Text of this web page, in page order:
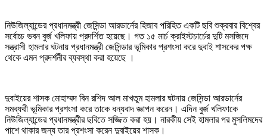
নিউজিল্যান্ডের প্রধানমন্ত্রী জেসিন্ডা আরডার্নের হিজাব পরিহিত একটি ছবি শুক্রবার বিশ্বের
সর্বোচ্চ ভবন বুর্জ খলিফায় প্রদর্শিত হয়েছে। গত ১৫ মার্চ ক্রাইস্টচার্চের দুটি মসজিদে
সন্ত্রাসী হামলার ঘটনায় প্রধানমন্ত্রী জেসিন্ডার ভূমিকার প্রশংসা করে দুবাই শাসকের পক্ষ
থেকে এমন প্রদর্শনীর ব্যবস্থা করা হয়েছে ।
দুবাইয়ের শাসক মোহাম্মদ বিন রশিদ আল মাখতুম হামলার ঘটনায় জেসিন্ডা আরডার্নের
সমব্যথী ভূমিকার প্রশংসা করে তাকে ধন্যবাদ জ্ঞাপন করেন। এদিন বুর্জ খলিফাকে
নিউজিল্যান্ডের প্রধানমন্ত্রীর ছবিতে সজ্জিত করা হয়। নারকীয় সেই হামলার পর মুসলিমদের
পাশে থাকার জন্য তার প্রশংসা করেন দুবাইয়ের শাসক।